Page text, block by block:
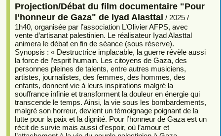
Projection/Débat du film documentaire "Pour
l’honneur de Gaza" de Iyad Alasttal / 2025 /
1h40, organisée par l’association L’Olivier AFPS, avec
vente d’artisanat palestinien. Le réalisateur Iyad Alasttal
animera le débat en fin de séance (sous réserve).
Synopsis : « Destructrice implacable, la guerre révèle aussi
la force de l’esprit humain. Les citoyens de Gaza, des
personnes pleines de talents, entre autres musiciens,
artistes, journalistes, des femmes, des hommes, des
enfants, donnent vie à leurs inspirations malgré la
souffrance infinie et transforment la douleur en énergie qui
transcende le temps. Ainsi, la vie sous les bombardements,
malgré son horreur, devient un témoignage poignant de la
lutte pour la paix et la dignité. Pour l’honneur de Gaza est un
récit de survie mais aussi d’espoir, où l’amour et